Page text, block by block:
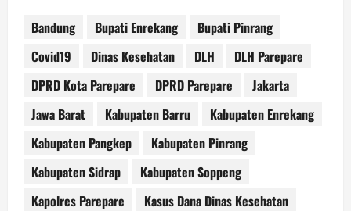
Bandung Bupati Enrekang
Bupati Pinrang
Covid19
Dinas Kesehatan DLH
DLH Parepare
DPRD Kota Parepare
DPRD Parepare
Jakarta
Jawa Barat
Kabupaten Barru
Kabupaten Enrekang
Kabupaten Pangkep
Kabupaten Pinrang
Kabupaten Sidrap
Kabupaten Soppeng
Kapolres Parepare
Kasus Dana Dinas Kesehatan